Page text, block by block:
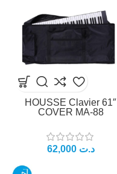
HOUSSE Clavier 61″
COVER MA-88
د.ت